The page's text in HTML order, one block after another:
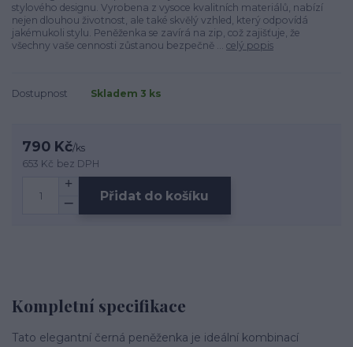
stylového designu. Vyrobena z vysoce kvalitních materiálů, nabízí
nejen dlouhou životnost, ale také skvělý vzhled, který odpovídá
jakémukoli stylu. Peněženka se zavírá na zip, což zajišťuje, že
všechny vaše cennosti zůstanou bezpečně ... celý popis
Dostupnost Skladem 3 ks
790 Kč/ks
653 Kč bez DPH
Přidat do košíku
Kompletní specifikace
Tato elegantní černá peněženka je ideální kombinací